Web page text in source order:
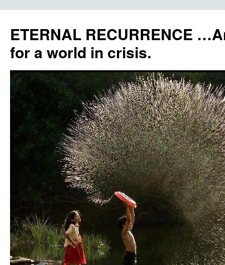
ETERNAL RECURRENCE
for a world in crisis.